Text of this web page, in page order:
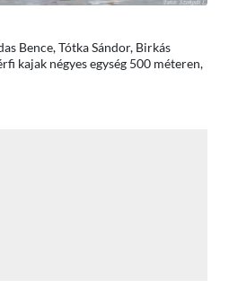
Bence, Tótka Sándor, Birkás
kajak négyes egység 500 méteren,